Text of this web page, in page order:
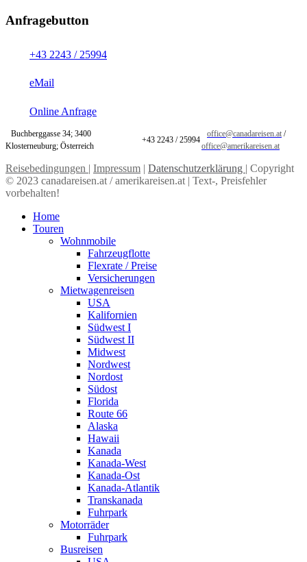
Anfragebutton
+43 2243 / 25994
eMail
Online Anfrage
Buchberggasse 34; 3400
Klosterneuburg; Österreich
+43 2243 / 25994
office@canadareisen.at /
office@amerikareisen.at
Reisebedingungen | Impressum | Datenschutzerklärung | Copyright
© 2023 canadareisen.at / amerikareisen.at | Text-, Preisfehler
vorbehalten!
Home
Touren
Wohnmobile
Fahrzeugflotte
Flexrate / Preise
Versicherungen
Mietwagenreisen
USA
Kalifornien
Südwest I
Südwest II
Midwest
Nordwest
Nordost
Südost
Florida
Route 66
Alaska
Hawaii
Kanada
Kanada-West
Kanada-Ost
Kanada-Atlantik
Transkanada
Fuhrpark
Motorräder
Fuhrpark
Busreisen